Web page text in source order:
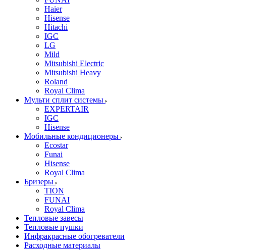
Haier
Hisense
Hitachi
IGC
LG
Mild
Mitsubishi Electric
Mitsubishi Heavy
Roland
Royal Clima
Мульти сплит системы
EXPERTAIR
IGC
Hisense
Мобильные кондиционеры
Ecostar
Funai
Hisense
Royal Clima
Бризеры
TION
FUNAI
Royal Clima
Тепловые завесы
Тепловые пушки
Инфракрасные обогреватели
Расходные материалы